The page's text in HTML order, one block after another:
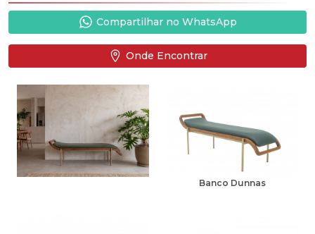
Compartilhar no WhatsApp
Onde Encontrar
Banco Dunnas